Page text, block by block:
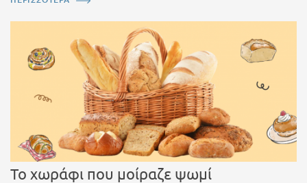
Το χωράφι που μοίραζε ψωμί